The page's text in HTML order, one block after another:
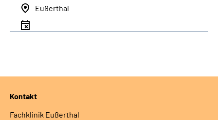
Eußerthal
Kontakt
Fachklinik Eußerthal